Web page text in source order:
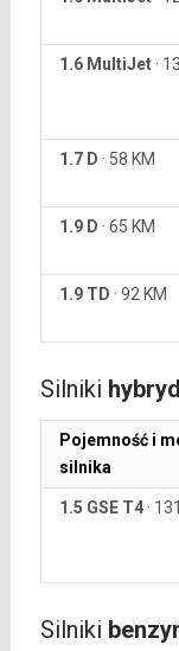
1.6 MultiJet·
1.7 D · 58 KM
1.9 D · 65 KM
1.9 TD · 92 KM
Silniki
Pojemność i
silnika
1.5 GSE T4·
Silniki